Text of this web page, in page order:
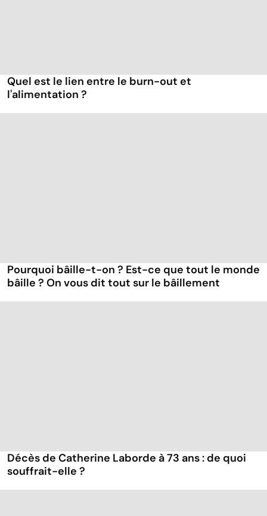
Quel est le lien entre le burn-out et
l'alimentation ?
Pourquoi bâille-t-on ? Est-ce que tout le monde
bâille ? On vous dit tout sur le bâillement
Décès de Catherine Laborde à 73 ans : de quoi
souffrait-elle ?